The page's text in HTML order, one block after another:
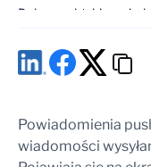
Dobre praktyki
Zasady częstotliwości
Testy A/B kampanii
Analityka
Opt-in rate
Delivery rate vs.
Powiadomienia
wiadomości